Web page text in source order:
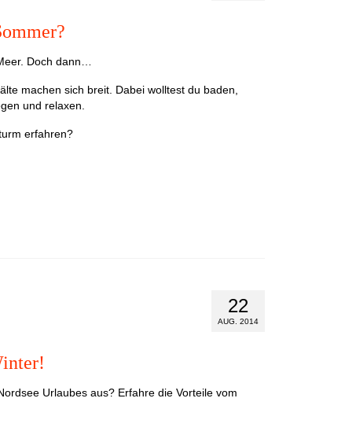
Doch dann…
machen sich breit. Dabei wolltest du baden,
und relaxen.
erfahren?
22
AUG. 2014
Urlaubes aus? Erfahre die Vorteile vom